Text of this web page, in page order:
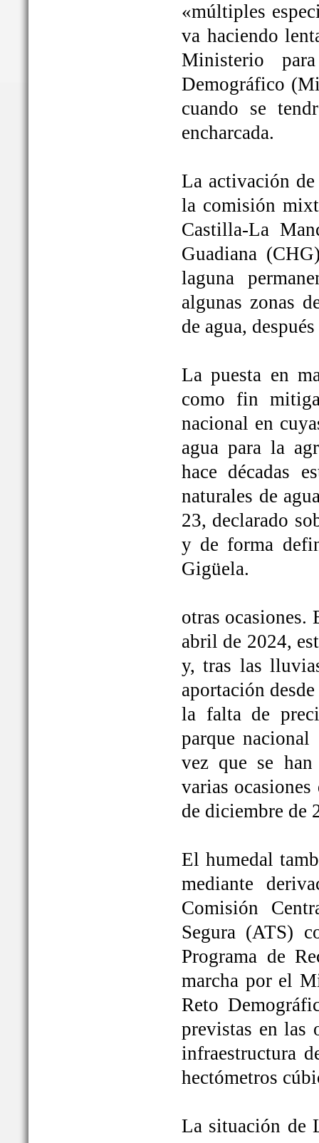
«múltiples
va haciendo
Ministerio
Demográfico
cuando se
encharcada.
La activación
la comisión
Castilla-La
Guadiana
laguna
algunas zonas
de agua,
La puesta en
como fin
nacional en
agua para la
hace décadas
naturales de
23, declarado
y de forma
Gigüela.
otras ocasiones.
abril de 2024,
y, tras las
aportación
la falta de
parque
vez que se
varias
de diciembre de
El humedal
mediante
Comisión
Segura (ATS)
Programa de
marcha por el
Reto
previstas en las
infraestructura
hectómetros
La situación de